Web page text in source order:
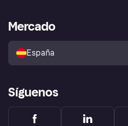
Directorio de tiendas
Política de protección al
comprador de Klarna
Reclamaciones
Acceso empresas
Mercado
España
Síguenos